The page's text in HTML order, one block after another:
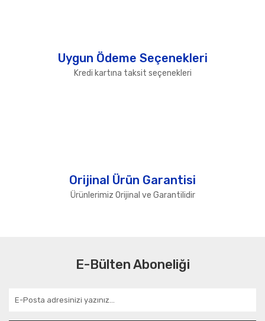
Uygun Ödeme Seçenekleri
Kredi kartına taksit seçenekleri
Orijinal Ürün Garantisi
Ürünlerimiz Orijinal ve Garantilidir
E-Bülten Aboneliği